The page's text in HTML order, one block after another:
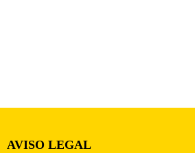
AVISO LEGAL